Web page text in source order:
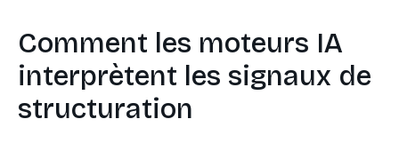
Comment les moteurs IA
interprètent les signaux de
structuration